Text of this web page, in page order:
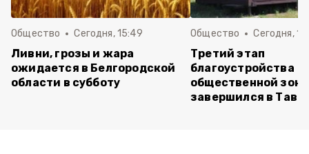
Общество Сегодня, 15:49
Ливни, грозы и жара
ожидается в Белгородской
области в субботу
Общество Сегодня,
Третий этап
благоустройства
общественной
завершился в